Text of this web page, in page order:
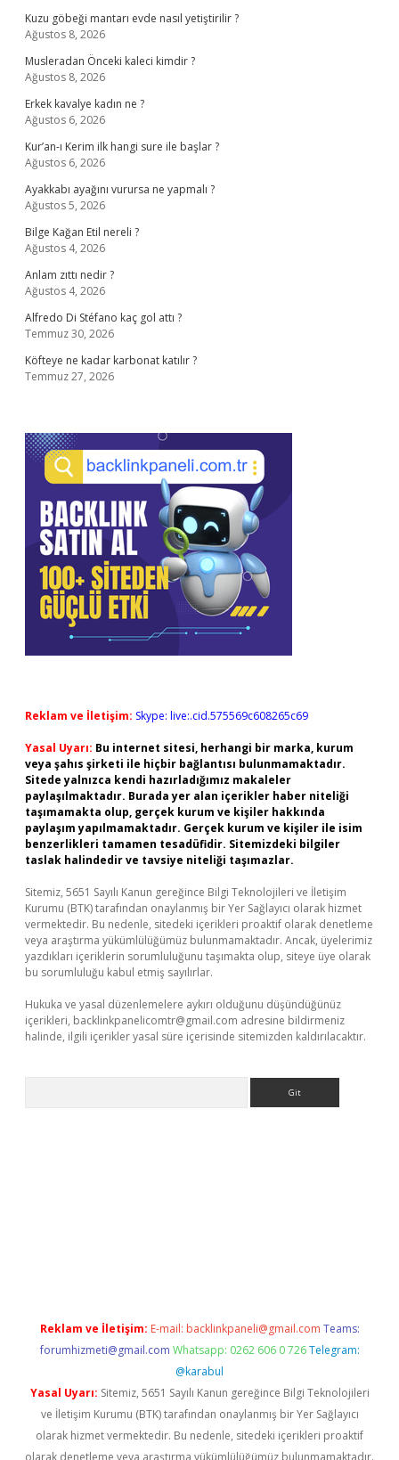
Kuzu göbeği mantarı evde nasıl yetiştirilir ?
Ağustos 8, 2026
Musleradan Önceki kaleci kimdir ?
Ağustos 8, 2026
Erkek kavalye kadın ne ?
Ağustos 6, 2026
Kur’an-ı Kerim ilk hangi sure ile başlar ?
Ağustos 6, 2026
Ayakkabı ayağını vurursa ne yapmalı ?
Ağustos 5, 2026
Bilge Kağan Etil nereli ?
Ağustos 4, 2026
Anlam zıttı nedir ?
Ağustos 4, 2026
Alfredo Di Stéfano kaç gol attı ?
Temmuz 30, 2026
Köfteye ne kadar karbonat katılır ?
Temmuz 27, 2026
Reklam ve İletişim: Skype: live:.cid.575569c608265c69
Yasal Uyarı: Bu internet sitesi, herhangi bir marka, kurum
veya şahıs şirketi ile hiçbir bağlantısı bulunmamaktadır.
Sitede yalnızca kendi hazırladığımız makaleler
paylaşılmaktadır. Burada yer alan içerikler haber niteliği
taşımamakta olup, gerçek kurum ve kişiler hakkında
paylaşım yapılmamaktadır. Gerçek kurum ve kişiler ile isim
benzerlikleri tamamen tesadüfidir. Sitemizdeki bilgiler
taslak halindedir ve tavsiye niteliği taşımazlar.
Sitemiz, 5651 Sayılı Kanun gereğince Bilgi Teknolojileri ve İletişim
Kurumu (BTK) tarafından onaylanmış bir Yer Sağlayıcı olarak hizmet
vermektedir. Bu nedenle, sitedeki içerikleri proaktif olarak denetleme
veya araştırma yükümlülüğümüz bulunmamaktadır. Ancak, üyelerimiz
yazdıkları içeriklerin sorumluluğunu taşımakta olup, siteye üye olarak
bu sorumluluğu kabul etmiş sayılırlar.
Hukuka ve yasal düzenlemelere aykırı olduğunu düşündüğünüz
içerikleri, backlinkpanelicomtr@gmail.com adresine bildirmeniz
halinde, ilgili içerikler yasal süre içerisinde sitemizden kaldırılacaktır.
Reklam ve İletişim: E-mail: backlinkpaneli@gmail.com Teams:
forumhizmeti@gmail.com Whatsapp: 0262 606 0 726 Telegram:
@karabul
Yasal Uyarı: Sitemiz, 5651 Sayılı Kanun gereğince Bilgi Teknolojileri
ve İletişim Kurumu (BTK) tarafından onaylanmış bir Yer Sağlayıcı
olarak hizmet vermektedir. Bu nedenle, sitedeki içerikleri proaktif
olarak denetleme veya araştırma yükümlülüğümüz bulunmamaktadır.